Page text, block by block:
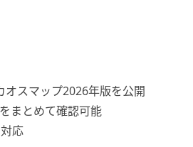
スマップ2026年版を公開
まとめて確認可能
応